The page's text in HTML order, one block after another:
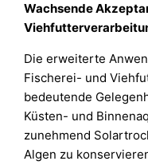
Wachsende
Die erweiterte
Fischerei- und
bedeutende
Küsten- und
zunehmend
Algen zu